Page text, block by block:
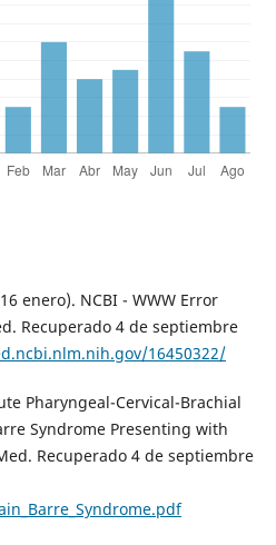
enero). NCBI - WWW Error
Recuperado 4 de septiembre
16450322/
Pharyngeal-Cervical-Brachial
Syndrome Presenting with
Recuperado 4 de septiembre